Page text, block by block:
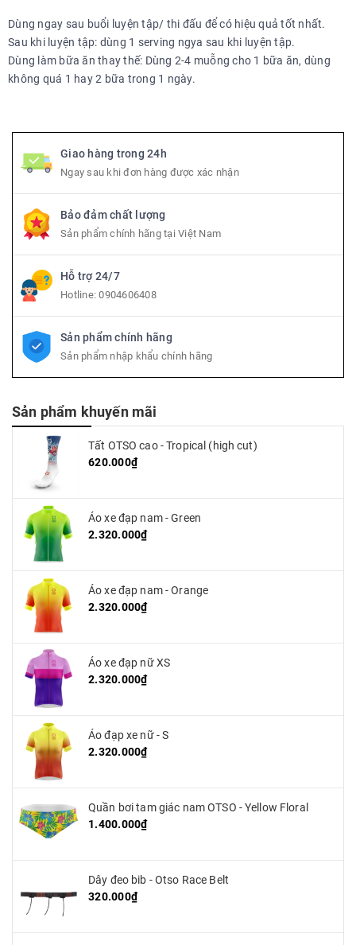
Dùng ngay sau buổi luyện tập/ thi đấu để có hiệu quả tốt nhất.
Sau khi luyện tập: dùng 1 serving ngya sau khi luyện tập.
Dùng làm bữa ăn thay thế: Dùng 2-4 muỗng cho 1 bữa ăn, dùng
không quá 1 hay 2 bữa trong 1 ngày.
Giao hàng trong 24h
Ngay sau khi đơn hàng được xác nhận
Bảo đảm chất lượng
Sản phẩm chính hãng tại Việt Nam
Hỗ trợ 24/7
Hotline:0904606408
Sản phẩm chính hãng
Sản phẩm nhập khẩu chính hãng
Sản phẩm khuyến mãi
Tất OTSO cao - Tropical (high cut)
620.000₫
Áo xe đạp nam - Green
2.320.000₫
Áo xe đạp nam - Orange
2.320.000₫
Áo xe đạp nữ XS
2.320.000₫
Áo đạp xe nữ - S
2.320.000₫
Quần bơi tam giác nam OTSO - Yellow Floral
1.400.000₫
Dây đeo bib - Otso Race Belt
320.000₫